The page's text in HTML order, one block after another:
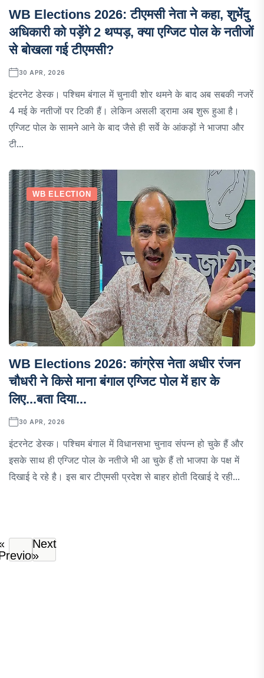
WB Elections 2026: टीएमसी नेता ने कहा, शुभेंदु
अधिकारी को पड़ेंगे 2 थप्पड़, क्या एग्जिट पोल के नतीजों
से बोखला गई टीएमसी?
30 APR, 2026
इंटरनेट डेस्क। पश्चिम बंगाल में चुनावी शोर थमने के बाद अब सबकी नजरें
4 मई के नतीजों पर टिकी हैं। लेकिन असली ड्रामा अब शुरू हुआ है।
एग्जिट पोल के सामने आने के बाद जैसे ही सर्वे के आंकड़ों ने भाजपा और
टी...
WB ELECTION
WB Elections 2026: कांग्रेस नेता अधीर रंजन
चौधरी ने किसे माना बंगाल एग्जिट पोल में हार के
लिए...बता दिया...
30 APR, 2026
इंटरनेट डेस्क। पश्चिम बंगाल में विधानसभा चुनाव संपन्न हो चुके हैं और
इसके साथ ही एग्जिट पोल के नतीजे भी आ चुके हैं तो भाजपा के पक्ष में
दिखाई दे रहे है। इस बार टीएमसी प्रदेश से बाहर होती दिखाई दे रही...
Next
»